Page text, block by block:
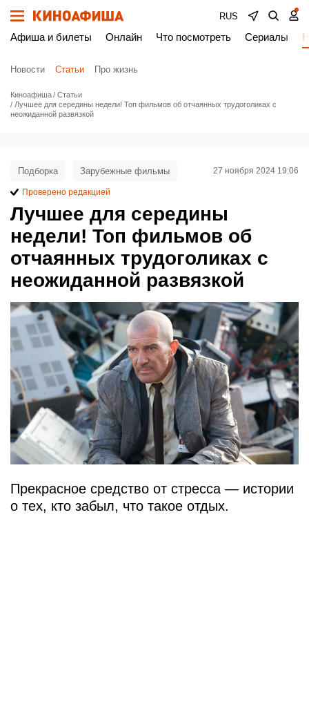
RUS
Афиша и билеты Онлайн Что посмотреть Сериалы
Новости Статьи Про жизнь
Киноафиша
Статьи
Лучшее для середины недели! Топ фильмов об отчаянных трудоголиках с
неожиданной развязкой
Лучшее для середины
недели! Топ фильмов об
отчаянных трудоголиках с
неожиданной развязкой
Подборка Зарубежные фильмы 27 ноября 2024 19:06
Проверено редакцией
Прекрасное средство от стресса — истории
о тех, кто забыл, что такое отдых.